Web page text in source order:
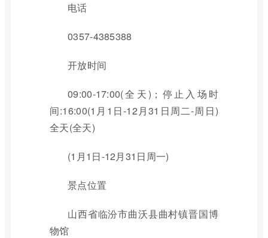
电话
0357-4385388
开放时间
09:00-17:00(全天)；停止入场时
间:16:00(1月1日-12月31日周二-周日)
全天(全天)
(1月1日-12月31日周一)
景点位置
山西省临汾市曲沃县曲村镇晋国博
物馆